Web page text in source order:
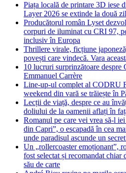
Piața locală de printare 3D iese
Layer 2026 se extinde la două
Producătorul român Lyset
corpuri de iluminat cu CRI 97,
inclusiv în Europa
Thrillere virale, ficțiune
povești care vindecă. Vara
10 lucruri surprinzătoare
Emmanuel Carrère
Line-up-ul complet al CODRU
weekend din vară se trăiește în
Lecții de viață, despre ce au
doliului de la oamenii aflați în
Romanul pe care vei vrea să-l
din Capri”, o escapadă în cea
unde paradisul ascunde un
Un „rollercoaster emoționant”,
fost selectat și recomandat
său de carte